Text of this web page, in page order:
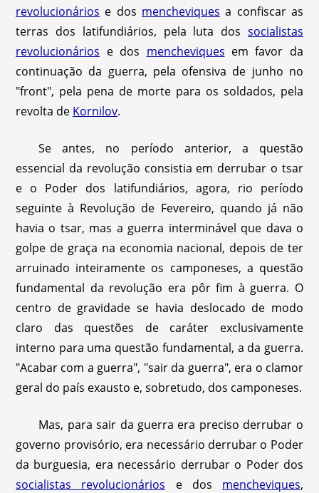
revolucionários e dos mencheviques a confiscar as
terras dos latifundiários, pela luta dos socialistas
revolucionários e dos mencheviques em favor da
continuação da guerra, pela ofensiva de junho no
"front", pela pena de morte para os soldados, pela
revolta de Kornilov.
Se antes, no período anterior, a questão
essencial da revolução consistia em derrubar o tsar
e o Poder dos latifundiários, agora, rio período
seguinte à Revolução de Fevereiro, quando já não
havia o tsar, mas a guerra interminável que dava o
golpe de graça na economia nacional, depois de ter
arruinado inteiramente os camponeses, a questão
fundamental da revolução era pôr fim à guerra. O
centro de gravidade se havia deslocado de modo
claro das questões de caráter exclusivamente
interno para uma questão fundamental, a da guerra.
"Acabar com a guerra", "sair da guerra", era o clamor
geral do país exausto e, sobretudo, dos camponeses.
Mas, para sair da guerra era preciso derrubar o
governo provisório, era necessário derrubar o Poder
da burguesia, era necessário derrubar o Poder dos
socialistas revolucionários e dos mencheviques,